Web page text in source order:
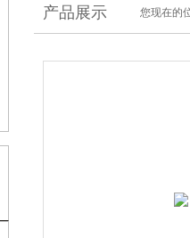
产品展示 您现在的